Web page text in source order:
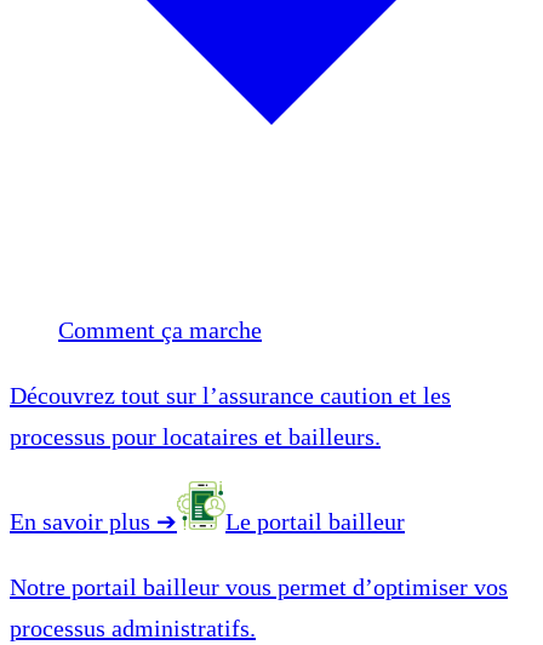
Comment ça marche
Découvrez tout sur l’assurance caution et les
processus pour locataires et bailleurs.
En savoir plus ➔ Le portail bailleur
Notre portail bailleur vous permet d’optimiser vos
processus administratifs.